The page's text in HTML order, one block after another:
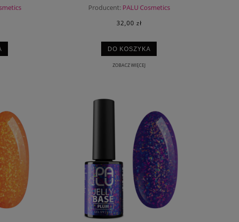
Producent: PALU Cosmetics
32,00 zł
DO KOSZYKA
ZOBACZ WIĘCEJ